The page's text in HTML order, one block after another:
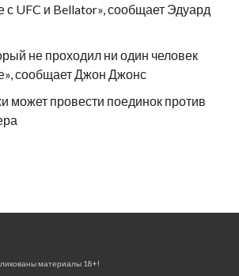
с UFC и Bellator», сообщает Эдуард
не проходил ни один человек
сообщает Джон Джонс
может провести поединок против
материалы 18+!